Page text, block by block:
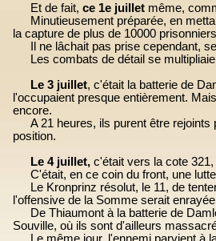
Et de fait,ce 1e juillet même,
Minutieusement préparée, en
la capture de plus de 10000
Il ne lâchait pas prise cependant,
Les combats de détail se
Le 3 juillet, c'était la batterie de
l'occupaient presque entièrement.
encore.
A 21 heures, ils purent être rejoints
position.
Le 4 juillet, c'était vers la cote
C'était, en ce coin du front, une
Le Kronprinz résolut, le 11, de
l'offensive de la Somme serait
De Thiaumont à la batterie de
Souville, où ils sont d'ailleurs